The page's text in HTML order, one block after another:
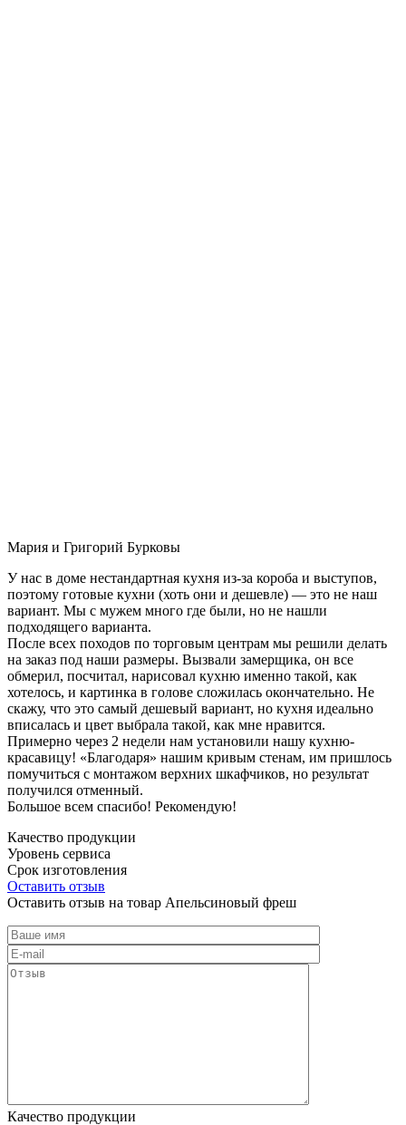
Мария и Григорий Бурковы
У нас в доме нестандартная кухня из-за короба и выступов,
поэтому готовые кухни (хоть они и дешевле) — это не наш
вариант. Мы с мужем много где были, но не нашли
подходящего варианта.
После всех походов по торговым центрам мы решили делать
на заказ под наши размеры. Вызвали замерщика, он все
обмерил, посчитал, нарисовал кухню именно такой, как
хотелось, и картинка в голове сложилась окончательно. Не
скажу, что это самый дешевый вариант, но кухня идеально
вписалась и цвет выбрала такой, как мне нравится.
Примерно через 2 недели нам установили нашу кухню-
красавицу! «Благодаря» нашим кривым стенам, им пришлось
помучиться с монтажом верхних шкафчиков, но результат
получился отменный.
Большое всем спасибо! Рекомендую!
Качество продукции
Уровень сервиса
Срок изготовления
Оставить отзыв
Оставить отзыв на товар Апельсиновый фреш
Качество продукции